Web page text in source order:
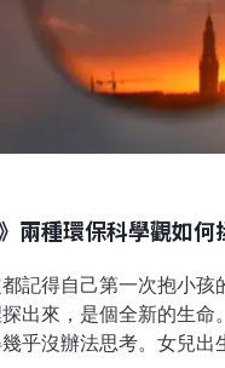
兩種環保科學觀如
記得自己第一次抱小孩
出來，是個全新的生命
乎沒辦法思考。女兒出